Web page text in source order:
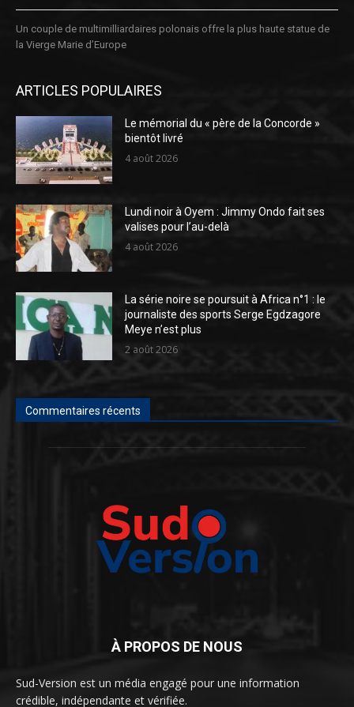
Un couple de multimilliardaires polonais offre la plus haute statue de
la Vierge Marie d’Europe
ARTICLES POPULAIRES
Le mémorial du « père de la Concorde »
bientôt livré
4 août 2026
Lundi noir à Oyem : Jimmy Ondo fait ses
valises pour l’au-delà
4 août 2026
La série noire se poursuit à Africa n°1 : le
journaliste des sports Serge Egdzagore
Meye n’est plus
2 août 2026
Commentaires récents
À PROPOS DE NOUS
Sud-Version est un média engagé pour une information
crédible, indépendante et vérifiée.